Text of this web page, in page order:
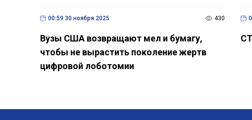
00:59 30 ноября 2025 430
Вузы США возвращают мел и бумагу,
чтобы не вырастить поколение жертв
цифровой лоботомии